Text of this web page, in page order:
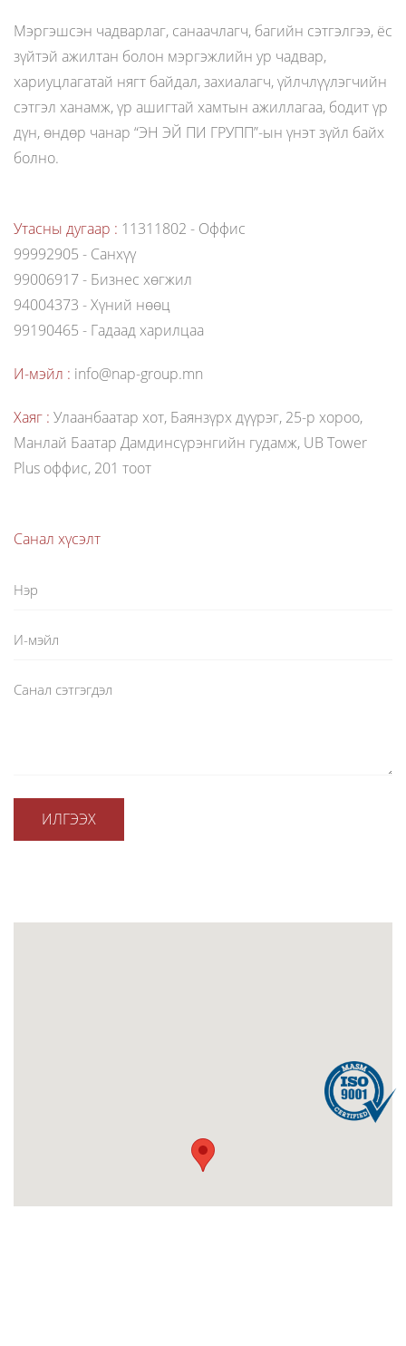
Мэргэшсэн чадварлаг, санаачлагч, багийн сэтгэлгээ, ёс
зүйтэй ажилтан болон мэргэжлийн ур чадвар,
хариуцлагатай нягт байдал, захиалагч, үйлчлүүлэгчийн
сэтгэл ханамж, үр ашигтай хамтын ажиллагаа, бодит үр
дүн, өндөр чанар “ЭН ЭЙ ПИ ГРУПП”-ын үнэт зүйл байх
болно.
Утасны дугаар : 11311802 - Оффис
99992905 - Санхүү
99006917 - Бизнес хөгжил
94004373 - Хүний нөөц
99190465 - Гадаад харилцаа
И-мэйл : info@nap-group.mn
Хаяг : Улаанбаатар хот, Баянзүрх дүүрэг, 25-р хороо,
Манлай Баатар Дамдинсүрэнгийн гудамж, UB Tower
Plus оффис, 201 тоот
Санал хүсэлт
ИЛГЭЭХ